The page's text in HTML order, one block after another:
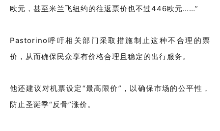
欧元，甚至米兰飞纽约的往返票价也不过446欧元……”
Pastorino呼吁相关部门采取措施制止这种不合理的票
价，从而确保民众享有价格合理且稳定的出行服务。
他还建议对机票设定“最高限价”，以确保市场的公平性，
防止圣诞季“反骨”涨价。